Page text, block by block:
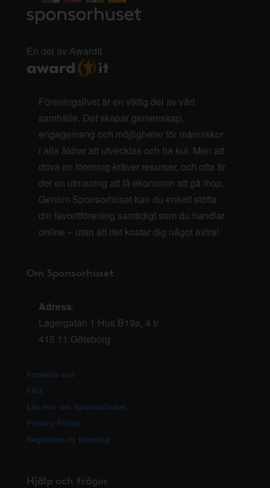
En del av AwardIt
Föreningslivet är en viktig del av vårt
samhälle. Det skapar gemenskap,
engagemang och möjligheter för människor
i alla åldrar att utvecklas och ha kul. Men att
driva en förening kräver resurser, och ofta är
det en utmaning att få ekonomin att gå ihop.
Genom Sponsorhuset kan du enkelt stötta
din favoritförening samtidigt som du handlar
online – utan att det kostar dig något extra!
Om Sponsorhuset
Adress:
Lagergatan 1 Hus B19a, 4 tr
415 11 Göteborg
Kontakta oss
FAQ
Läs mer om Sponsorhuset
Privacy Policy
Registrera ny förening
Hjälp och frågor